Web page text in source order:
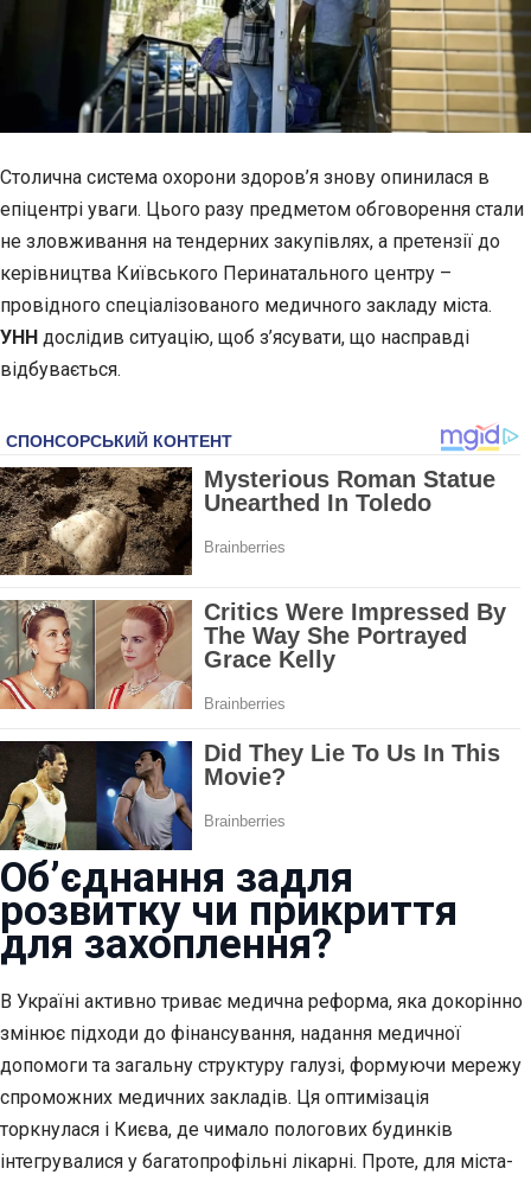
Столична система охорони здоров’я знову опинилася в
епіцентрі уваги. Цього разу предметом обговорення стали
не зловживання на тендерних закупівлях, а претензії до
керівництва Київського Перинатального центру –
провідного спеціалізованого медичного закладу міста.
УНН дослідив ситуацію, щоб з’ясувати, що насправді
відбувається.
Об’єднання задля
розвитку чи прикриття
для захоплення?
В Україні активно триває медична реформа, яка докорінно
змінює підходи до фінансування, надання медичної
допомоги та загальну структуру галузі, формуючи мережу
спроможних медичних закладів. Ця оптимізація
торкнулася і Києва, де чимало пологових будинків
інтегрувалися у багатопрофільні лікарні. Проте, для міста-